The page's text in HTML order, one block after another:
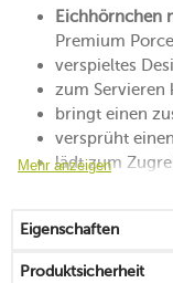
Eichhörnchen
Premium
verspieltes
zum Servieren
bringt einen
versprüht
lädt zum
Mehr anzeigen
Eigenschaften
Produktsicherheit